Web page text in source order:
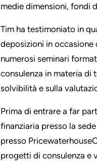
medie dimensioni, fondi
Tim ha testimoniato in
deposizioni in
numerosi seminari
consulenza in materia di
solvibilità e sulla
Prima di entrare a far
finanziaria presso la
presso
progetti di consulenza e